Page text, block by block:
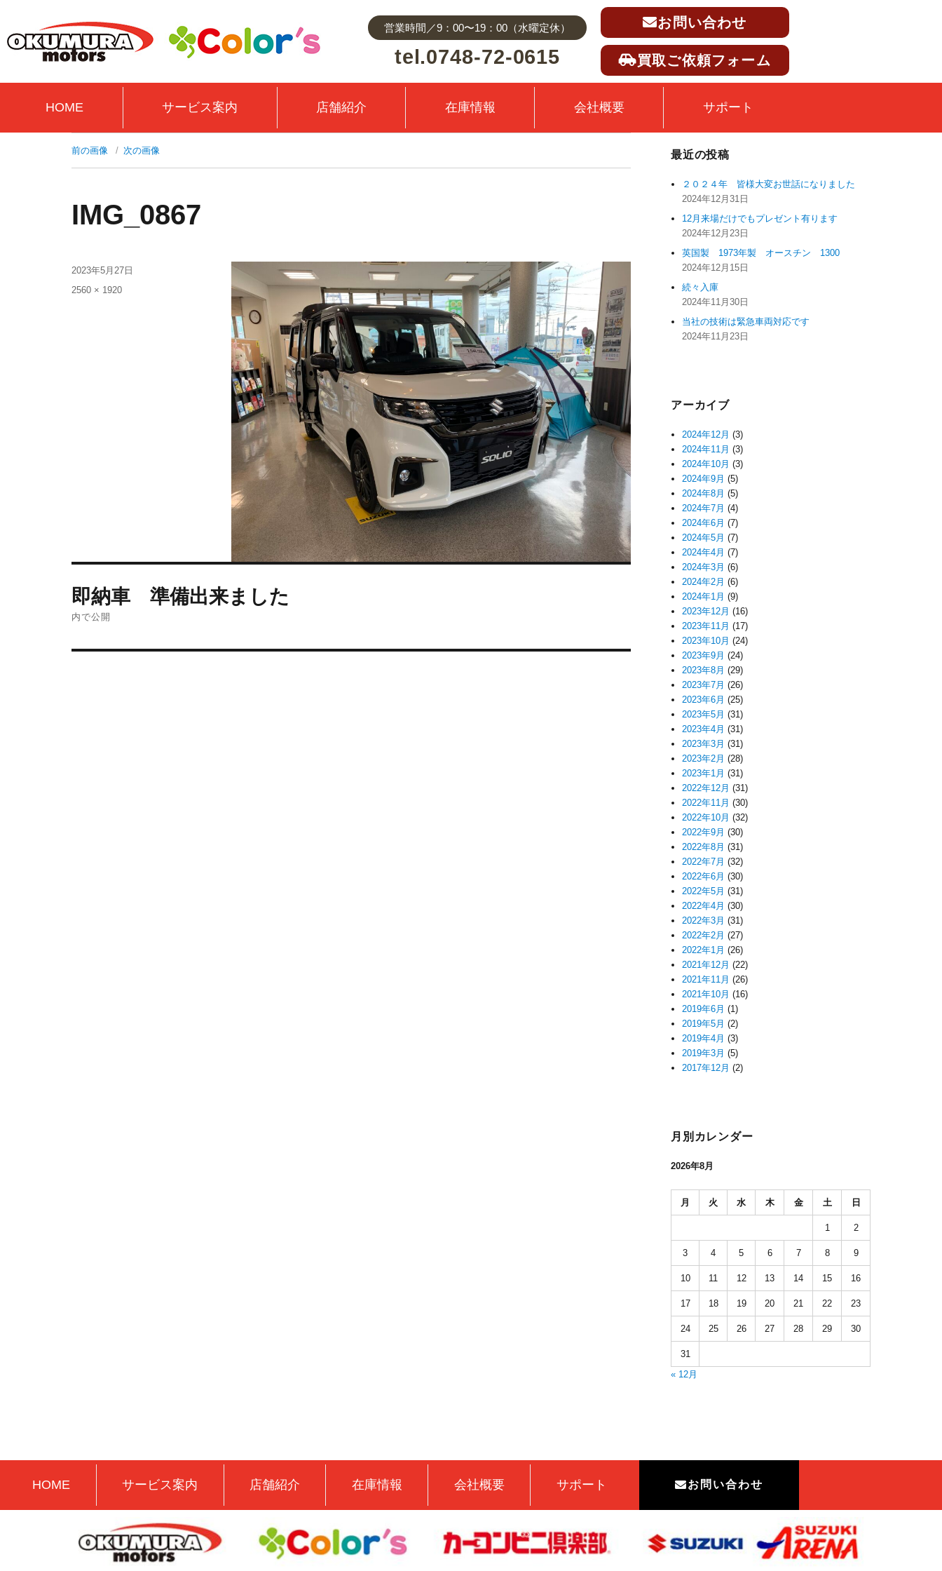
営業時間／9：00〜19：00（水曜定休）
tel.0748-72-0615
お問い合わせ
買取ご依頼フォーム
HOME サービス案内 店舗紹介 在庫情報 会社概要 サポート
前の画像 次の画像
IMG_0867
2023年5月27日
2560 × 1920
即納車 準備出来ました
内で公開
最近の投稿
２０２４年 皆様大変お世話になりました
2024年12月31日
12月来場だけでもプレゼント有ります
2024年12月23日
英国製 1973年製 オースチン 1300
2024年12月15日
続々入庫
2024年11月30日
当社の技術は緊急車両対応です
2024年11月23日
アーカイブ
2024年12月 (3)
2024年11月 (3)
2024年10月 (3)
2024年9月 (5)
2024年8月 (5)
2024年7月 (4)
2024年6月 (7)
2024年5月 (7)
2024年4月 (7)
2024年3月 (6)
2024年2月 (6)
2024年1月 (9)
2023年12月 (16)
2023年11月 (17)
2023年10月 (24)
2023年9月 (24)
2023年8月 (29)
2023年7月 (26)
2023年6月 (25)
2023年5月 (31)
2023年4月 (31)
2023年3月 (31)
2023年2月 (28)
2023年1月 (31)
2022年12月 (31)
2022年11月 (30)
2022年10月 (32)
2022年9月 (30)
2022年8月 (31)
2022年7月 (32)
2022年6月 (30)
2022年5月 (31)
2022年4月 (30)
2022年3月 (31)
2022年2月 (27)
2022年1月 (26)
2021年12月 (22)
2021年11月 (26)
2021年10月 (16)
2019年6月 (1)
2019年5月 (2)
2019年4月 (3)
2019年3月 (5)
2017年12月 (2)
月別カレンダー
2026年8月
月 火 水 木 金 土 日
1 2
3 4 5 6 7 8 9
10 11 12 13 14 15 16
17 18 19 20 21 22 23
24 25 26 27 28 29 30
31
« 12月
HOME サービス案内 店舗紹介 在庫情報 会社概要 サポート お問い合わせ